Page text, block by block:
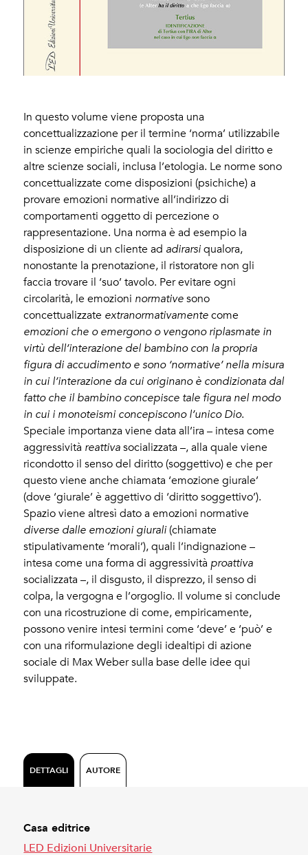
In questo volume viene proposta una
concettualizzazione per il termine ‘norma’ utilizzabile
in scienze empiriche quali la sociologia del diritto e
altre scienze sociali, inclusa l’etologia. Le norme sono
concettualizzate come disposizioni (psichiche) a
provare emozioni normative all’indirizzo di
comportamenti oggetto di percezione o
rappresentazione. Una norma è ad esempio la
disposizione di un cliente ad adirarsi qualora,
nonostante la prenotazione, il ristoratore non gli
faccia trovare il ‘suo’ tavolo. Per evitare ogni
circolarità, le emozioni normative sono
concettualizzate extranormativamente come
emozioni che o emergono o vengono riplasmate in
virtù dell’interazione del bambino con la propria
figura di accudimento e sono ‘normative’ nella misura
in cui l’interazione da cui originano è condizionata dal
fatto che il bambino concepisce tale figura nel modo
in cui i monoteismi concepiscono l’unico Dio.
Speciale importanza viene data all’ira – intesa come
aggressività reattiva socializzata –, alla quale viene
ricondotto il senso del diritto (soggettivo) e che per
questo viene anche chiamata ‘emozione giurale’
(dove ‘giurale’ è aggettivo di ‘diritto soggettivo’).
Spazio viene altresì dato a emozioni normative
diverse dalle emozioni giurali (chiamate
stipulativamente ‘morali’), quali l’indignazione –
intesa come una forma di aggressività proattiva
socializzata –, il disgusto, il disprezzo, il senso di
colpa, la vergogna e l’orgoglio. Il volume si conclude
con una ricostruzione di come, empiricamente,
possono venire intesi termini come ‘deve’ e ‘può’ e
con una riformulazione degli idealtipi di azione
sociale di Max Weber sulla base delle idee qui
sviluppate.
DETTAGLI AUTORE
Casa editrice
LED Edizioni Universitarie